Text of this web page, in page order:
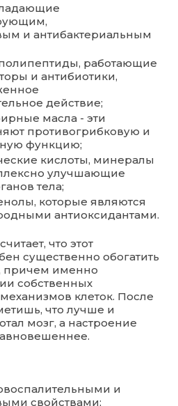
и антибактериальным
работающие
и антибиотики,
действие;
масла - эти
противогрибковую и
функцию;
кислоты, минералы
улучшающие
тела;
которые являются
антиоксидантами.
что этот
существенно обогатить
причем именно
собственных
клеток. После
что лучше и
мозг, а настроение
и
свойствами;